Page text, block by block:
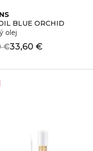
BLUE ORCHID
olej
33,60 €
€